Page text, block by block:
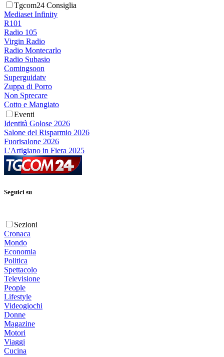
Tgcom24 Consiglia
Mediaset Infinity
R101
Radio 105
Virgin Radio
Radio Montecarlo
Radio Subasio
Comingsoon
Superguidatv
Zuppa di Porro
Non Sprecare
Cotto e Mangiato
Eventi
Identità Golose 2026
Salone del Risparmio 2026
Fuorisalone 2026
L'Artigiano in Fiera 2025
Seguici su
Sezioni
Cronaca
Mondo
Economia
Politica
Spettacolo
Televisione
People
Lifestyle
Videogiochi
Donne
Magazine
Motori
Viaggi
Cucina